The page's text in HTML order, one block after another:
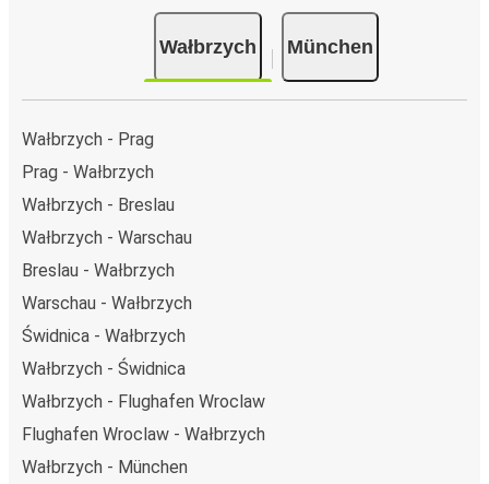
Wałbrzych München
Wałbrzych - Prag
Prag - Wałbrzych
Wałbrzych - Breslau
Wałbrzych - Warschau
Breslau - Wałbrzych
Warschau - Wałbrzych
Świdnica - Wałbrzych
Wałbrzych - Świdnica
Wałbrzych - Flughafen Wroclaw
Flughafen Wroclaw - Wałbrzych
Wałbrzych - München